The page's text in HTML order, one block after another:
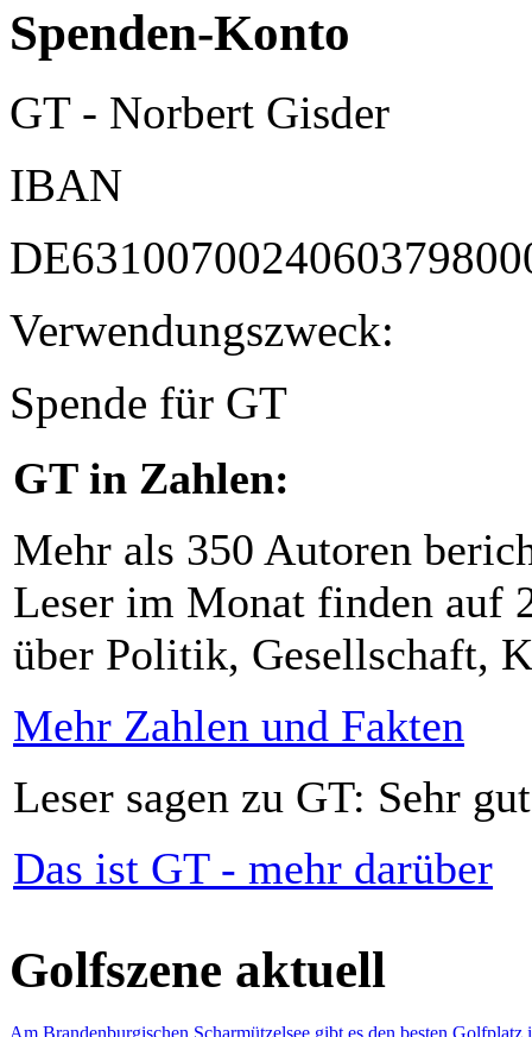
Spenden-Konto
GT - Norbert Gisder
IBAN
Verwendungszweck:
Spende für GT
GT in Zahlen:
Mehr als 350 Autoren
Leser im Monat finden auf
über Politik, Gesellschaft,
Mehr Zahlen und Fakten
Leser sagen zu GT: Sehr
Das ist GT - mehr darüber
Golfszene aktuell